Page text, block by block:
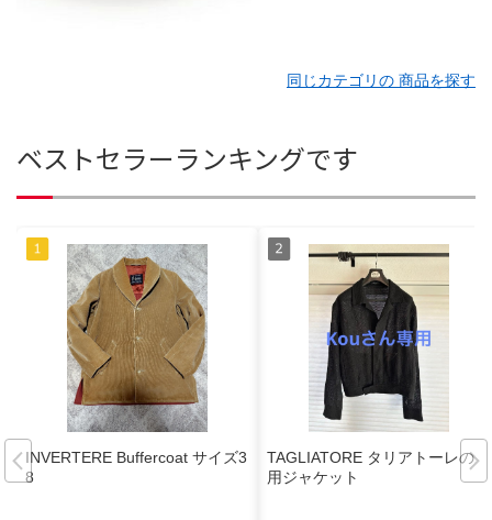
同じカテゴリの 商品を探す
ベストセラーランキングです
INVERTERE Buffercoat サイズ3
8
TAGLIATORE タリアトーレの夏
用ジャケット